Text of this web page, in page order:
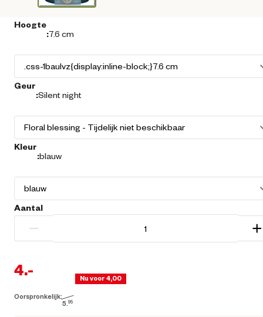
Hoogte
:7.6 cm
Geur
:Silent night
Kleur
:blauw
Aantal
− +
Oorspronkelijk:
5.95
4.-
Huidige prijs € 4,00
Nu voor 4,00